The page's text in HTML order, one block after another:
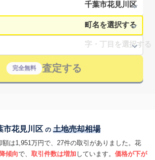
完全無料 査定する
市花見川区 の 土地売却相場
は1,951万円で、27件の取引がありました。花
傾向で、 取引件数は増加しています。 価格が下が